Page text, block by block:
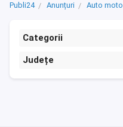
Publi24 Anunțuri Auto moto
Categorii
Județe